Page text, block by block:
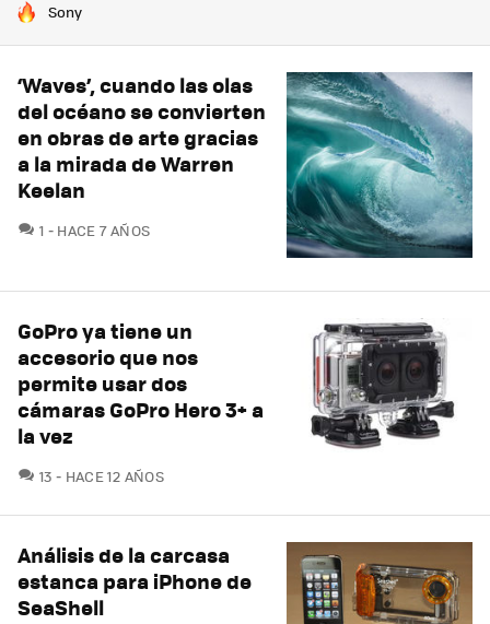
HOY SE HABLA DE
Sony
‘Waves’, cuando las olas
del océano se convierten
en obras de arte gracias
a la mirada de Warren
Keelan
1 COMENTARIOS
HACE 7 AÑOS
GoPro ya tiene un
accesorio que nos
permite usar dos
cámaras GoPro Hero 3+ a
la vez
13 COMENTARIOS
HACE 12 AÑOS
Análisis de la carcasa
estanca para iPhone de
SeaShell